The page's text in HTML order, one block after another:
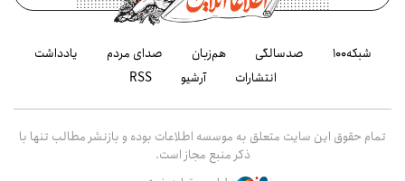
شبکه۱۰۰ صدسالگی هم‌زبان صدای مردم
یادداشت
انتشارات
آرشیو RSS
تمام حقوق این سایت متعلق به موسسه اطلاعات بوده و بازنشر مطالب تنها با
ذکر منبع مجاز است.